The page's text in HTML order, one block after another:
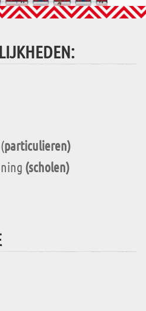
particulieren)
(scholen)